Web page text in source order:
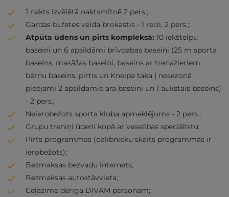
1 nakts izvēlētā naktsmītnē 2 pers.;
Gardas bufetes veida brokastis - 1 reizi, 2 pers.;
Atpūta ūdens un pirts kompleksā: 10 iekštelpu
baseini un 6 apsildāmi brīvdabas baseini (25 m sporta
baseins, masāžas baseini, baseins ar trenažieriem,
bērnu baseins, pirtis un Kneipa taka | nesezonā
pieejami 2 apsildāmie āra baseini un 1 aukstais baseins)
- 2 pers.;
Neierobežots sporta kluba apmeklējums - 2 pers.;
Grupu treniņi ūdenī kopā ar veselības speciālistu;
Pirts programmas (dalībnieku skaits programmās ir
ierobežots);
Bezmaksas bezvadu internets;
Bezmaksas autostāvvieta;
Ceļazīme derīga DIVĀM personām;